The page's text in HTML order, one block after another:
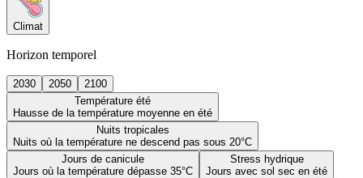
Climat
Horizon temporel
2030 2050
2100
Température été
Hausse de la température moyenne en été
Nuits tropicales
Nuits où la température ne descend pas sous 20°C
Jours de canicule
Jours où la température dépasse 35°C
Stress hydrique
Jours avec sol sec en été